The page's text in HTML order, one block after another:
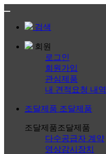
검색
회원
로그인
회원가입
관심제품
내 견적요청 내역
조달제품 조달제품
조달제품조달제품
다수공급자 계약
영상감시장치